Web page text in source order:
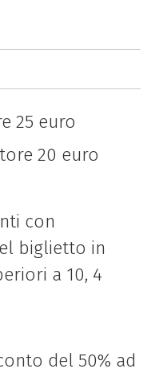
25 euro
20 euro
con
biglietto in
a 10, 4
del 50% ad